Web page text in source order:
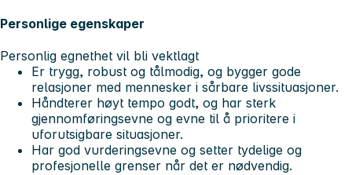
Personlige egenskaper
Personlig egnethet vil bli vektlagt
Er trygg, robust og tålmodig, og bygger gode
relasjoner med mennesker i sårbare livssituasjoner.
Håndterer høyt tempo godt, og har sterk
gjennomføringsevne og evne til å prioritere i
uforutsigbare situasjoner.
Har god vurderingsevne og setter tydelige og
profesjonelle grenser når det er nødvendig.